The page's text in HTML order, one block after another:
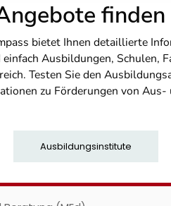
bietet Ihnen detaillierte
Ausbildungen, Schulen,
Testen Sie den
zu Förderungen von
Ausbildungsinstitute